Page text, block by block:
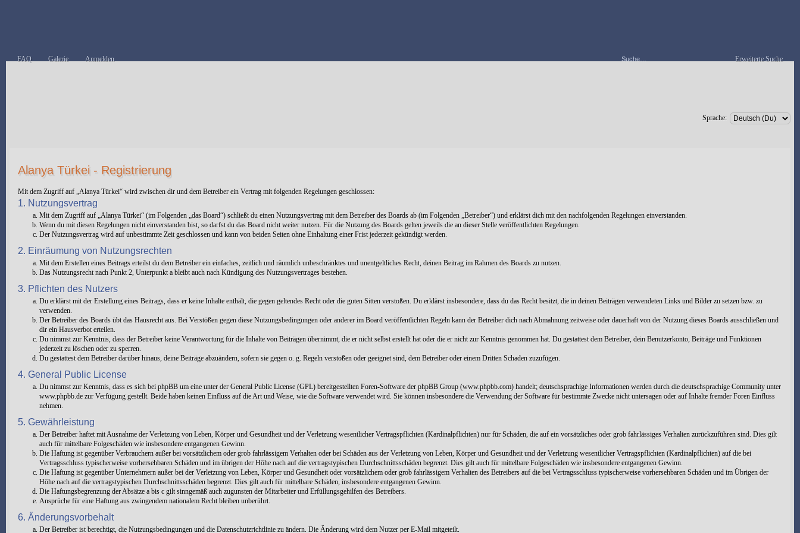
Erweiterte Suche
FAQ Galerie Anmelden
Sprache:
Alanya Türkei - Registrierung
Mit dem Zugriff auf „Alanya Türkei“ wird zwischen dir und dem Betreiber ein Vertrag mit folgenden Regelungen geschlossen:
1. Nutzungsvertrag
Mit dem Zugriff auf „Alanya Türkei“ (im Folgenden „das Board“) schließt du einen Nutzungsvertrag mit dem Betreiber des Boards ab (im Folgenden „Betreiber“) und erklärst dich mit den nachfolgenden Regelungen einverstanden.
Wenn du mit diesen Regelungen nicht einverstanden bist, so darfst du das Board nicht weiter nutzen. Für die Nutzung des Boards gelten jeweils die an dieser Stelle veröffentlichten Regelungen.
Der Nutzungsvertrag wird auf unbestimmte Zeit geschlossen und kann von beiden Seiten ohne Einhaltung einer Frist jederzeit gekündigt werden.
2. Einräumung von Nutzungsrechten
Mit dem Erstellen eines Beitrags erteilst du dem Betreiber ein einfaches, zeitlich und räumlich unbeschränktes und unentgeltliches Recht, deinen Beitrag im Rahmen des Boards zu nutzen.
Das Nutzungsrecht nach Punkt 2, Unterpunkt a bleibt auch nach Kündigung des Nutzungsvertrages bestehen.
3. Pflichten des Nutzers
Du erklärst mit der Erstellung eines Beitrags, dass er keine Inhalte enthält, die gegen geltendes Recht oder die guten Sitten verstoßen. Du erklärst insbesondere, dass du das Recht besitzt, die in deinen Beiträgen verwendeten Links und Bilder zu setzen bzw. zu
verwenden.
Der Betreiber des Boards übt das Hausrecht aus. Bei Verstößen gegen diese Nutzungsbedingungen oder anderer im Board veröffentlichten Regeln kann der Betreiber dich nach Abmahnung zeitweise oder dauerhaft von der Nutzung dieses Boards ausschließen und
dir ein Hausverbot erteilen.
Du nimmst zur Kenntnis, dass der Betreiber keine Verantwortung für die Inhalte von Beiträgen übernimmt, die er nicht selbst erstellt hat oder die er nicht zur Kenntnis genommen hat. Du gestattest dem Betreiber, dein Benutzerkonto, Beiträge und Funktionen
jederzeit zu löschen oder zu sperren.
Du gestattest dem Betreiber darüber hinaus, deine Beiträge abzuändern, sofern sie gegen o. g. Regeln verstoßen oder geeignet sind, dem Betreiber oder einem Dritten Schaden zuzufügen.
4. General Public License
Du nimmst zur Kenntnis, dass es sich bei phpBB um eine unter der General Public License (GPL) bereitgestellten Foren-Software der phpBB Group (www.phpbb.com) handelt; deutschsprachige Informationen werden durch die deutschsprachige Community unter
www.phpbb.de zur Verfügung gestellt. Beide haben keinen Einfluss auf die Art und Weise, wie die Software verwendet wird. Sie können insbesondere die Verwendung der Software für bestimmte Zwecke nicht untersagen oder auf Inhalte fremder Foren Einfluss
nehmen.
5. Gewährleistung
Der Betreiber haftet mit Ausnahme der Verletzung von Leben, Körper und Gesundheit und der Verletzung wesentlicher Vertragspflichten (Kardinalpflichten) nur für Schäden, die auf ein vorsätzliches oder grob fahrlässiges Verhalten zurückzuführen sind. Dies gilt
auch für mittelbare Folgeschäden wie insbesondere entgangenen Gewinn.
Die Haftung ist gegenüber Verbrauchern außer bei vorsätzlichem oder grob fahrlässigem Verhalten oder bei Schäden aus der Verletzung von Leben, Körper und Gesundheit und der Verletzung wesentlicher Vertragspflichten (Kardinalpflichten) auf die bei
Vertragsschluss typischerweise vorhersehbaren Schäden und im übrigen der Höhe nach auf die vertragstypischen Durchschnittsschäden begrenzt. Dies gilt auch für mittelbare Folgeschäden wie insbesondere entgangenen Gewinn.
Die Haftung ist gegenüber Unternehmern außer bei der Verletzung von Leben, Körper und Gesundheit oder vorsätzlichem oder grob fahrlässigem Verhalten des Betreibers auf die bei Vertragsschluss typischerweise vorhersehbaren Schäden und im Übrigen der
Höhe nach auf die vertragstypischen Durchschnittsschäden begrenzt. Dies gilt auch für mittelbare Schäden, insbesondere entgangenen Gewinn.
Die Haftungsbegrenzung der Absätze a bis c gilt sinngemäß auch zugunsten der Mitarbeiter und Erfüllungsgehilfen des Betreibers.
Ansprüche für eine Haftung aus zwingendem nationalem Recht bleiben unberührt.
6. Änderungsvorbehalt
Der Betreiber ist berechtigt, die Nutzungsbedingungen und die Datenschutzrichtlinie zu ändern. Die Änderung wird dem Nutzer per E-Mail mitgeteilt.